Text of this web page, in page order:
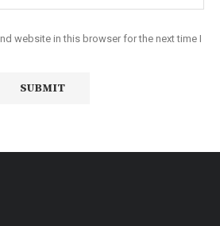
website in this browser for the next time I